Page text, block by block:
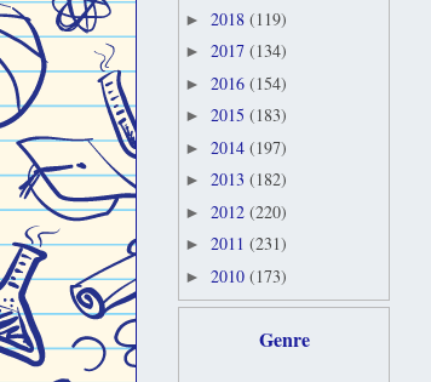
► 2018 (119)
► 2017 (134)
► 2016 (154)
► 2015 (183)
► 2014 (197)
► 2013 (182)
► 2012 (220)
► 2011 (231)
► 2010 (173)
Genre